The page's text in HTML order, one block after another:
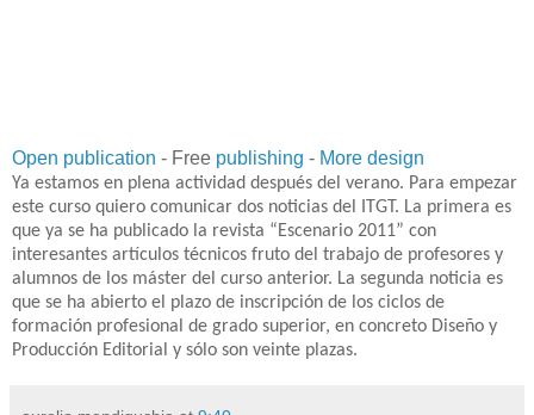
Open publication - Free publishing - More design
Ya estamos en plena actividad después del verano. Para empezar
este curso quiero comunicar dos noticias del ITGT. La primera es
que ya se ha publicado la revista “Escenario 2011” con
interesantes artículos técnicos fruto del trabajo de profesores y
alumnos de los máster del curso anterior. La segunda noticia es
que se ha abierto el plazo de inscripción de los ciclos de
formación profesional de grado superior, en concreto Diseño y
Producción Editorial y sólo son veinte plazas.